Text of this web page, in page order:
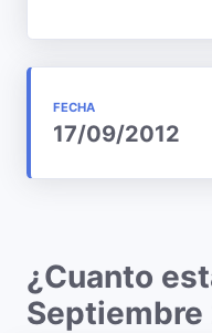
FECHA
17/09/2012
¿Cuanto
Septiembre